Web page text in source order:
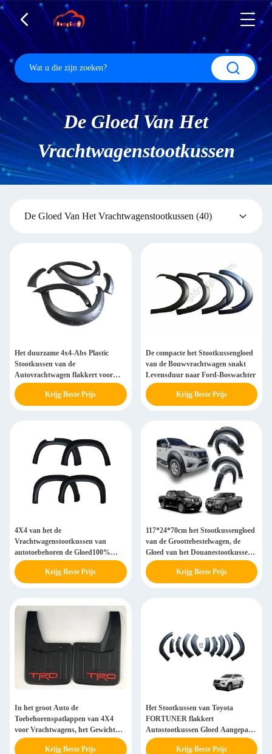
De Gloed Van Het
Vrachtwagenstootkussen
De Gloed Van Het Vrachtwagenstootkussen (40)
Het duurzame 4x4-Abs Plastic
Stootkussen van de
Autovrachtwagen flakkert voor
Mitsubishi Triton L200 2019
Krijg Beste Prijs
De compacte het Stootkussengloed
van de Bouwvrachtwagen snakt
Levensduur naar Ford-Boswachter
Krijg Beste Prijs
4X4 van het de
Vrachtwagenstootkussen van
autotoebehoren de Gloed100%
Onderdeel voor Mitsubishi Triton
L200
Krijg Beste Prijs
117*24*70cm het Stootkussengloed
van de Groottebestelwagen, de
Gloed van het Douanestootkussen
voor Navara NP300
Krijg Beste Prijs
In het groot Auto de
Toebehorenspatlappen van 4X4
voor Vrachtwagens, het Gewicht
van het Bestelwagenspatbord 1515g
Krijg Beste Prijs
Het Stootkussen van Toyota
FORTUNER flakkert
Autostootkussen Gloed Aangepaste
4x4 opneemt Autotoebehoren
Krijg Beste Prijs